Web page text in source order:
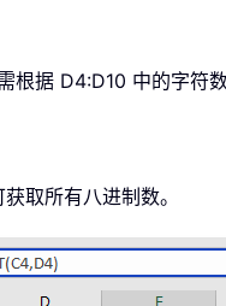
据 D4:D10 中的字符
取所有八进制数。